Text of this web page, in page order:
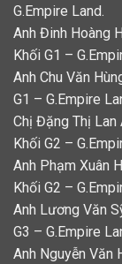
G.Empire Land.
Anh Đinh Hoàng
Khối G1 –
Anh Chu Văn
G1 – G.Empire
Chị Đặng Thị Lan
Khối G2 –
Anh Phạm Xuân
Khối G2 –
Anh Lương Văn
G3 – G.Empire
Anh Nguyễn Văn